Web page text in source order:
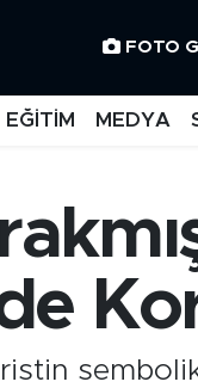
FOTO
EĞİTİM MEDYA